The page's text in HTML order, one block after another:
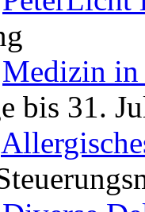
Medizin in
bis 31.